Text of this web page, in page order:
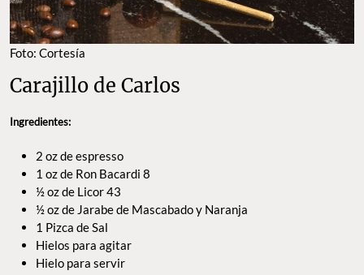
Foto: Cortesía
Carajillo de Carlos
Ingredientes:
2 oz de espresso
1 oz de Ron Bacardi 8
½ oz de Licor 43
½ oz de Jarabe de Mascabado y Naranja
1 Pizca de Sal
Hielos para agitar
Hielo para servir